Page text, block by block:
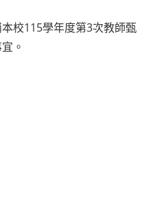
校115學年度第3次教師甄
。